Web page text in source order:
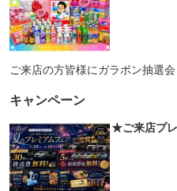
ご来店の方皆様にガラポン抽選会
キャンペーン
★ご来店プ